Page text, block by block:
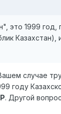
это 1999
случае
году
. Другой